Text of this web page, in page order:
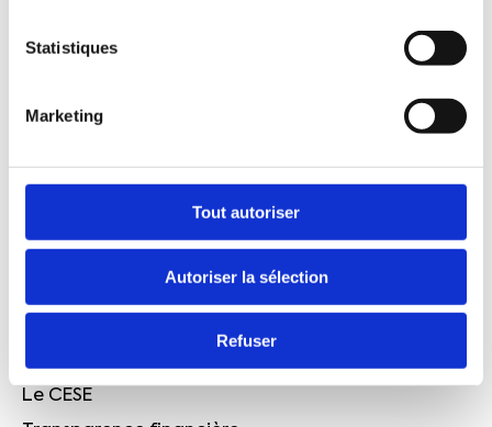
Statistiques
Marketing
Tout autoriser
Autoriser la sélection
Refuser
l'UCANSS, la CFTC signe un accord d'entreprise
L'édito de Cyril Chabanier : face à l'urgence, le
sursaut n'est plus une option, c'est une exigence!
France avance, mais trop lentement
Le projet CFTC
Le CESE